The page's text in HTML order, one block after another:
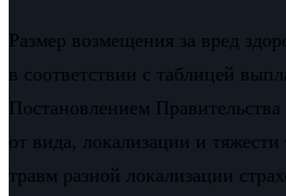
Размер возмещения за вред
в соответствии с таблицей
Постановлением
от вида, локализации и
травм разной локализации